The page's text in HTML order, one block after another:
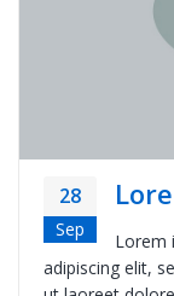
28
Sep
Lorem
adipiscing elit,